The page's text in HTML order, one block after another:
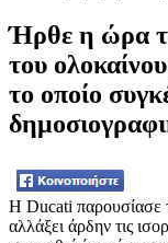
Ήρθε η ώρα
του
το οποίο
Tweet
Η Ducati παρουσίασε
αλλάξει άρδην τις